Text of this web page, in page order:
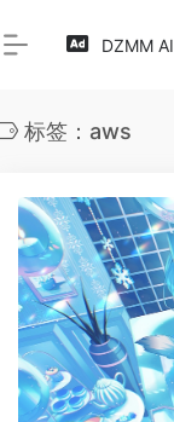
DZMM AI
标签：aws